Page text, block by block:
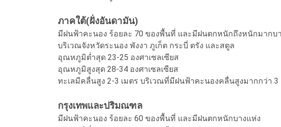
ภาคใต้(ฝั่งอันดามัน)
มีฝนฟ้าคะนอง ร้อยละ 70 ของพื้นที่ และมีฝนตกหนักถึงหนักมากบ
บริเวณจังหวัดระนอง พังงา ภูเก็ต กระบี่ ตรัง และสตูล
อุณหภูมิต่ำสุด 23-25 องศาเซลเซียส
อุณหภูมิสูงสุด 28-34 องศาเซลเซียส
ทะเลมีคลื่นสูง 2-3 เมตร บริเวณที่มีฝนฟ้าคะนองคลื่นสูงมากกว่า 3
กรุงเทพและปริมณฑล
มีฝนฟ้าคะนอง ร้อยละ 60 ของพื้นที่ และมีฝนตกหนักบางแห่ง